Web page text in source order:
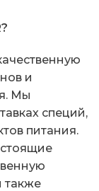
и
Мы
специй,
питания.
также